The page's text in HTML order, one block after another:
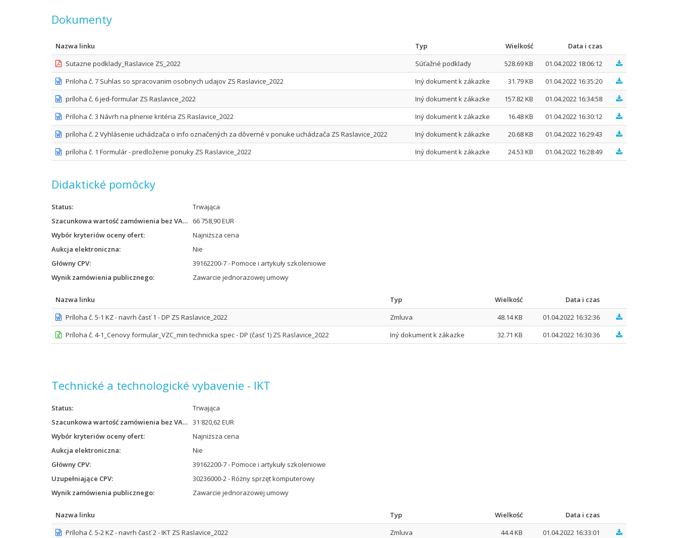
Dokumenty
Nazwa linku Typ Wielkość
Data i czas
Sutazne podklady_Raslavice ZS_2022
Súťažné podklady 528.69 KB
01.04.2022 18:06:12
Priloha č. 7 Suhlas so spracovanim osobnych udajov ZS Raslavice_2022
Iný dokument k zákazke 31.79 KB
01.04.2022 16:35:20
príloha č. 6 jed-formular ZS Raslavice_2022
Iný dokument k zákazke 157.82 KB
01.04.2022 16:34:58
Príloha č. 3 Návrh na plnenie kritéria ZS Raslavice_2022
Iný dokument k zákazke 16.48 KB
01.04.2022 16:30:12
príloha č. 2 Vyhlásenie uchádzača o info označených za dôverné v ponuke uchádzača ZS Raslavice_2022
Iný dokument k zákazke 20.68 KB
01.04.2022 16:29:43
príloha č. 1 Formulár - predloženie ponuky ZS Raslavice_2022
Iný dokument k zákazke 24.53 KB 01.04.2022 16:28:49
Didaktické pomôcky
Status
Trwająca
Szacunkowa wartość zamówienia bez VAT
66 758,90 EUR
Wybór kryteriów oceny ofert
Najniższa cena
Aukcja elektroniczna
Nie
Główny CPV
39162200-7 - Pomoce i artykuły szkoleniowe
Wynik zamówienia publicznego
Zawarcie jednorazowej umowy
Nazwa linku Typ Wielkość
Data i czas
Príloha č. 5-1 KZ - navrh časť 1 - DP ZS Raslavice_2022
Zmluva 48.14 KB
01.04.2022 16:32:36
Príloha č. 4-1_Cenovy formular_VZC_min technicka spec - DP (časť 1) ZS Raslavice_2022
Iný dokument k zákazke 32.71 KB 01.04.2022 16:30:36
Technické a technologické vybavenie - IKT
Status
Trwająca
Szacunkowa wartość zamówienia bez VAT 31 820,62 EUR
Wybór kryteriów oceny ofert
Najniższa cena
Aukcja elektroniczna
Nie
Główny CPV
39162200-7 - Pomoce i artykuły szkoleniowe
Uzupełniające CPV
30236000-2 - Różny sprzęt komputerowy
Wynik zamówienia publicznego
Zawarcie jednorazowej umowy
Nazwa linku Typ Wielkość
Data i czas
Príloha č. 5-2 KZ - navrh časť 2 - IKT ZS Raslavice_2022
Zmluva 44.4 KB
01.04.2022 16:33:01